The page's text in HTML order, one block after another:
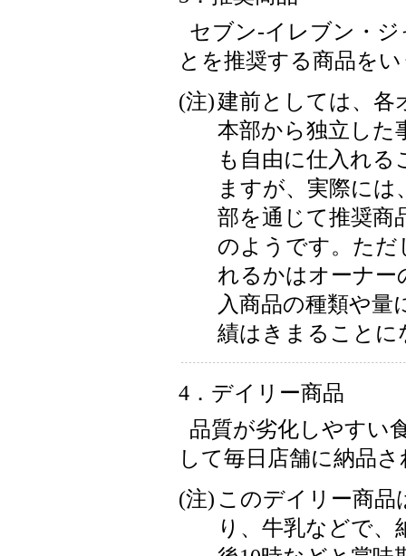
セブン-イレブン・
とを推奨する商品を
(注)建前としては、各
本部から独立した
も自由に仕入れ
ますが、実際には
部を通じて推奨商
のようです。ただ
れるかはオーナー
入商品の種類や量
績はきまることに
4．デイリー商品
品質が劣化しやすい
して毎日店舗に納品
(注) このデイリー商品
り、牛乳などで、